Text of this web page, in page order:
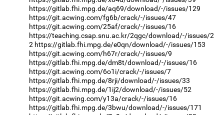
https://gitlab.fhi.mpg.de/aq69/download/-/issues/129
https://git.acwing.com/fg6b/crack/-/issues/47
https://git.acwing.com/25af/crack/-/issues/16
https://teaching.csap.snu.ac.kr/2qgc/download/-/issues/2
2 https://gitlab.fhi.mpg.de/e0qn/download/-/issues/153
https://git.acwing.com/h67r/crack/-/issues/9
https://gitlab.fhi.mpg.de/dm8t/download/-/issues/16
https://git.acwing.com/6o1i/crack/-/issues/7
https://gitlab.fhi.mpg.de/8rji/download/-/issues/33
https://gitlab.fhi.mpg.de/1ij2/download/-/issues/52
https://git.acwing.com/y13a/crack/-/issues/16
https://gitlab.fhi.mpg.de/3bwu/download/-/issues/171